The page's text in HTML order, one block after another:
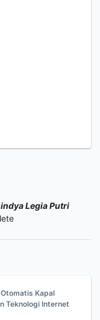
Legia Putri
Kapal
Teknologi Internet